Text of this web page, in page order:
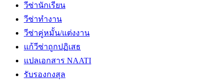
วีซ่านักเรียน
วีซ่าทำงาน
วีซ่าคู่หมั้น/แต่งงาน
แก้วีซ่าถูกปฏิเสธ
แปลเอกสาร NAATI
รับรองกงสุล